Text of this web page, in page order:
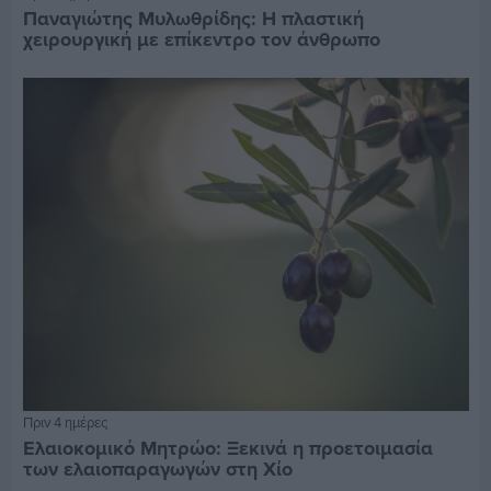
Παναγιώτης Μυλωθρίδης: Η πλαστική
χειρουργική με επίκεντρο τον άνθρωπο
Πριν 4 ημέρες
Ελαιοκομικό Μητρώο: Ξεκινά η προετοιμασία
των ελαιοπαραγωγών στη Χίο